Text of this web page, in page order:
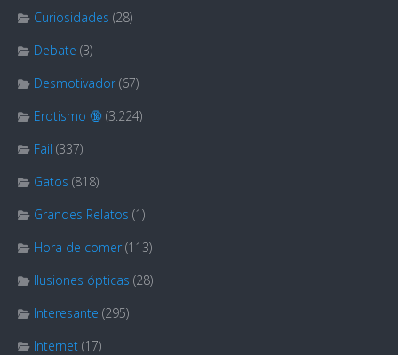
Curiosidades (28)
Debate (3)
Desmotivador (67)
Erotismo 🔞 (3.224)
Fail (337)
Gatos (818)
Grandes Relatos (1)
Hora de comer (113)
Ilusiones ópticas (28)
Interesante (295)
Internet (17)